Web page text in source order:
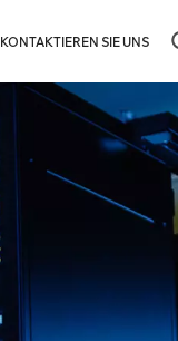
KONTAKTIEREN SIE UNS